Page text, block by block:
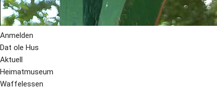
Anmelden
Dat ole Hus
Aktuell
Heimatmuseum
Waffelessen